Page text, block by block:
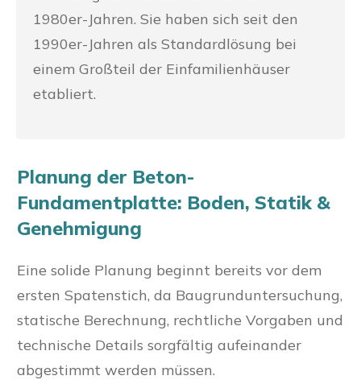
1980er-Jahren. Sie haben sich seit den
1990er-Jahren als Standardlösung bei
einem Großteil der Einfamilienhäuser
etabliert.
Planung der Beton-
Fundamentplatte: Boden, Statik &
Genehmigung
Eine solide Planung beginnt bereits vor dem
ersten Spatenstich, da Baugrunduntersuchung,
statische Berechnung, rechtliche Vorgaben und
technische Details sorgfältig aufeinander
abgestimmt werden müssen.